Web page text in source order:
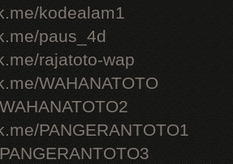
kodealam1
paus_4d
rajatoto-wap
WAHANATOTO
PANGERANTOTO1